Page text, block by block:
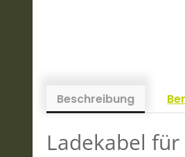
Beschreibung
Ladekabel